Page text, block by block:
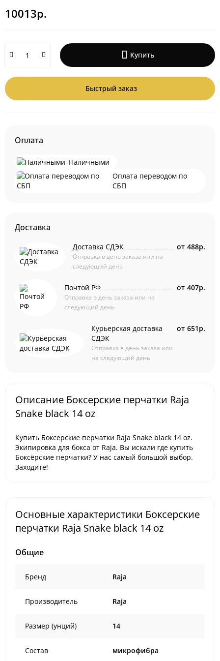
10013р.
Купить
Быстрый заказ
Оплата
Наличными
Оплата переводом по
СБП
Доставка
Доставка СДЭК
Отправка в день заказа или на
следующий день
от 488р.
Почтой РФ
Отправка в день заказа или на
следующий день
от 407р.
Курьерская доставка
СДЭК
Отправка в день заказа или
на следующий день
от 651р.
Описание Боксерские перчатки Raja
Snake black 14 oz
Купить Боксерские перчатки Raja Snake black 14 oz.
Экипировка для бокса от Raja. Вы искали где купить
Боксёрские перчатки? У нас самый большой выбор.
Заходите!
Основные характеристики Боксерские
перчатки Raja Snake black 14 oz
Общие
Бренд Raja
Производитель Raja
Размер (унций) 14
Состав микрофибра